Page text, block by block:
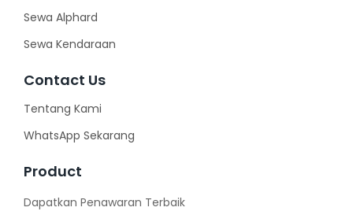
Sewa Alphard
Sewa Kendaraan
Contact Us
Tentang Kami
WhatsApp Sekarang
Product
Dapatkan Penawaran Terbaik